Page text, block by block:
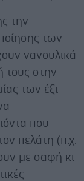
την
των
νανοϋλικά
τους στην
των έξι
που
πελάτη (π.χ.
με σαφή κι